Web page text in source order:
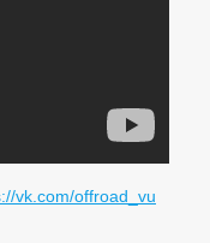
vk.com/offroad_vu